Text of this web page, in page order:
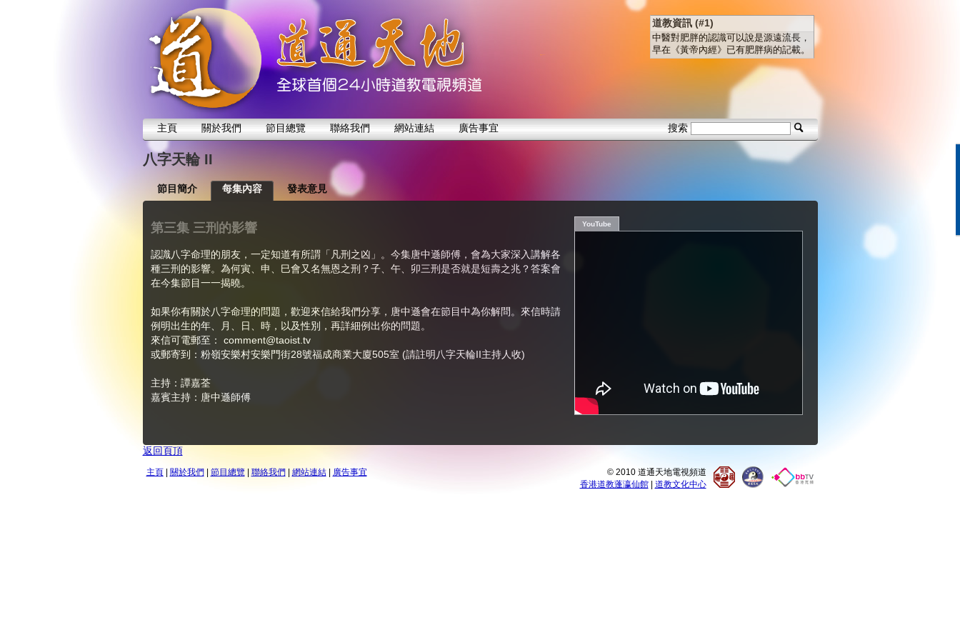
道教資訊 (#1)
中醫對肥胖的認識可以說是源遠流長，
早在《黃帝內經》已有肥胖病的記載。
主頁 關於我們 節目總覽 聯絡我們 網站連結 廣告事宜 搜索
八字天輪 II
節目簡介 每集內容 發表意見
YouTube
第三集 三刑的影響
認識八字命理的朋友，一定知道有所謂「凡刑之凶」。今集唐中遜師傅，會為大家深入講解各
種三刑的影響。為何寅、申、巳會又名無恩之刑？子、午、卯三刑是否就是短壽之兆？答案會
在今集節目一一揭曉。
如果你有關於八字命理的問題，歡迎來信給我們分享，唐中遜會在節目中為你解問。來信時請
例明出生的年、月、日、時，以及性別，再詳細例出你的問題。
來信可電郵至： comment@taoist.tv
或郵寄到：粉嶺安樂村安樂門街28號福成商業大廈505室 (請註明八字天輪II主持人收)
主持：譚嘉荃
嘉賓主持：唐中遜師傅
返回頁頂
主頁| 關於我們| 節目總覽| 聯絡我們| 網站連結| 廣告事宜
© 2010 道通天地電視頻道
香港道教蓬瀛仙館| 道教文化中心